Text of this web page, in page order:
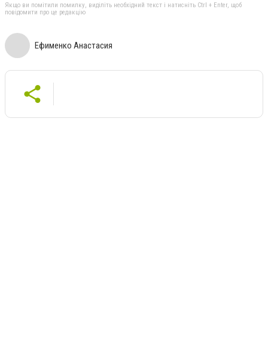
Якщо ви помітили помилку, виділіть необхідний текст і натисніть Ctrl + Enter, щоб
повідомити про це редакцію
Ефименко Анастасия